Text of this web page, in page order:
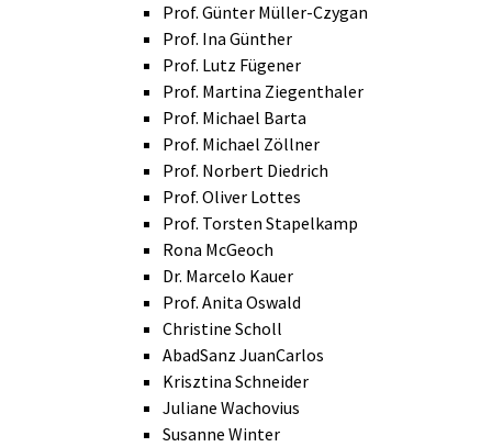
Prof. Günter Müller-Czygan
Prof. Ina Günther
Prof. Lutz Fügener
Prof. Martina Ziegenthaler
Prof. Michael Barta
Prof. Michael Zöllner
Prof. Norbert Diedrich
Prof. Oliver Lottes
Prof. Torsten Stapelkamp
Rona McGeoch
Dr. Marcelo Kauer
Prof. Anita Oswald
Christine Scholl
AbadSanz JuanCarlos
Krisztina Schneider
Juliane Wachovius
Susanne Winter